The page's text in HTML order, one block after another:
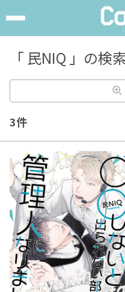
「 民NIQ 」の検
3件